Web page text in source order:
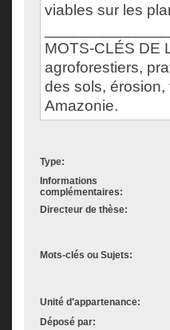
viables sur les
MOTS-CLÉS DE
agroforestiers,
des sols,
Amazonie.
Type:
Informations
complémentaires:
Directeur de thèse:
Mots-clés ou Sujets:
Unité d'appartenance:
Déposé par: